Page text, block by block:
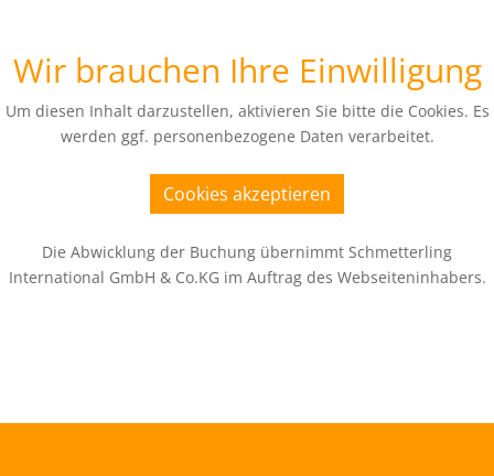
Wir brauchen Ihre Einwilligung
Um diesen Inhalt darzustellen, aktivieren Sie bitte die Cookies. Es
werden ggf. personenbezogene Daten verarbeitet.
Cookies akzeptieren
Die Abwicklung der Buchung übernimmt Schmetterling
International GmbH & Co.KG im Auftrag des Webseiteninhabers.